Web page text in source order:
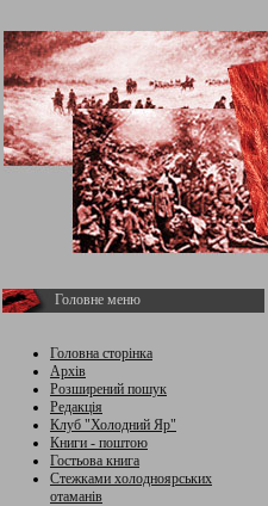
Головне меню
Головна сторінка
Архів
Розширений пошук
Редакція
Клуб "Холодний Яр"
Книги - поштою
Гостьова книга
Стежками холодноярських
отаманів